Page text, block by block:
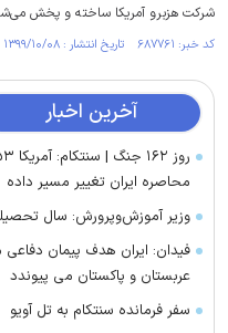
شرکت هزبرو آمریکا ساخته و پخش
کد خبر: ۶۸۷۷۶۱ تاریخ انتشار : ۱۳۹۹/۱۰/۰۸
آخرین اخبار
محاصره ایران تغییر مسیر داده
وزیر آموزش‌وپرورش: سال
فیدان: ایران هدف پیمان
عربستان و پاکستان می پیوندد
سفر فرمانده سنتکام به تل آویو